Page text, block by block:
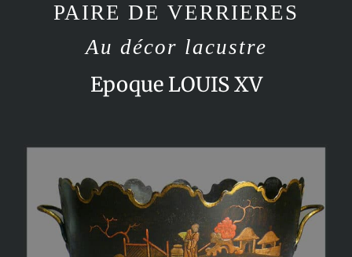
PAIRE DE VERRIERES
Au décor lacustre
Epoque LOUIS XV